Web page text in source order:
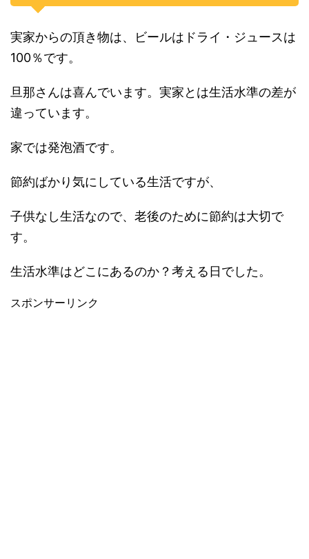
実家からの頂き物は、ビールはドライ・ジュースは
100％です。
旦那さんは喜んでいます。実家とは生活水準の差が
違っています。
家では発泡酒です。
節約ばかり気にしている生活ですが、
子供なし生活なので、老後のために節約は大切で
す。
生活水準はどこにあるのか？考える日でした。
スポンサーリンク